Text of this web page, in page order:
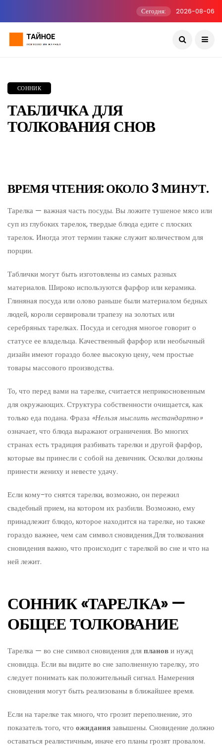
Сегодня: 2026-08-06
СОННИК
ТАБЛИЧКА ДЛЯ
ТОЛКОВАНИЯ СНОВ
ВРЕМЯ ЧТЕНИЯ: ОКОЛО 3 МИНУТ.
Тарелка — важная часть посуды. Вы ложите тушеное мясо или
суп из глубоких тарелок, твердые блюда едите с плоских
тарелок. Иногда этот термин также служит количеством для
порции.
Таблички могут быть изготовлены из самых разных
материалов. Широко используются фарфор или керамика.
Глиняная посуда или олово раньше были материалом бедных
людей, короли сервировали трапезу на золотых или
серебряных тарелках. Посуда и сегодня многое говорит о
статусе ее владельца. Качественный фарфор или необычный
дизайн имеют гораздо более высокую цену, чем простые
товары массового производства.
То, что перед вами на тарелке, считается неприкосновенным
для окружающих. Структура собственности очищается, как
только еда подана. Фраза «Нельзя мыслить нестандартно»
означает, что блюда выражают ограничения. Во многих
странах есть традиция разбивать тарелки и другой фарфор,
которые вы принесли с собой на девичник. Осколки должны
принести жениху и невесте удачу.
Если кому-то снятся тарелки, возможно, он пережил
свадебный прием, на котором их разбили. Возможно, ему
принадлежит блюдо, которое находится на тарелке, но также
гораздо важнее, чем сам символ сновидения.Для толкования
сновидения важно, что происходит с тарелкой во сне и что на
ней лежит.
СОННИК «ТАРЕЛКА» —
ОБЩЕЕ ТОЛКОВАНИЕ
Тарелка — во сне символ сновидения дляпланови нужд
сновидца. Если вы видите во сне заполненную тарелку, это
следует понимать как положительный сигнал. Намерения
сновидения могут быть реализованы в ближайшее время.
Если на тарелке так много, что грозит переполнение, это
показатель того, что ожиданиязавышены. Сновидение должно
оставаться реалистичным, иначе его планы грозят провалом.